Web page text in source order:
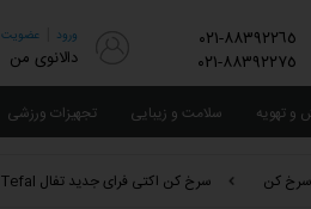
٨٨٣٩٢٢٦٥-٠٢١
٨٨٣٩٢٢٧٥-٠٢١
ورود عضویت
دالانوی من
و تهویه سلامت و زیبایی تجهیزات ورزشی
سرخ کن سرخ کن اکتی فرای جدید تفال Tefal مدل Actifry AH9518